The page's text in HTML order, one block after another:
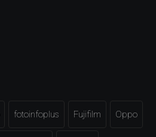
fotoinfoplus Fujifilm Oppo